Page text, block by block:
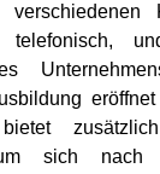
telefonisch,
sich nach